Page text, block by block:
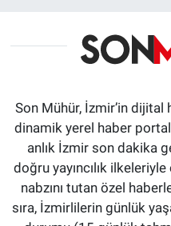
Son Mühür, İzmir’in dijital
dinamik yerel haber
anlık İzmir son dakika
doğru yayıncılık
nabzını tutan özel
sıra, İzmirlilerin günlük